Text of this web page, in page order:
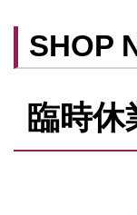
SHOP
臨時休